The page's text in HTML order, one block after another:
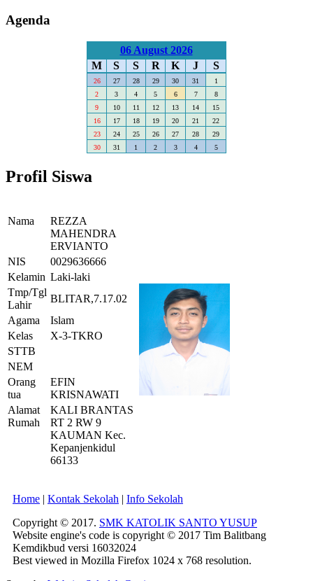
Agenda
06 August 2026
M
S S R K J S
26 27 28 29 30 31
1
2
3 4 5 6 7
8
9
10 11 12 13 14
15
16
17 18 19 20 21
22
23
24 25 26 27 28
29
30
31 1 2 3 4 5
Profil Siswa
Nama
REZZA
MAHENDRA
ERVIANTO
NIS
0029636666
Kelamin Laki-laki
Tmp/Tgl
Lahir
BLITAR,7.17.02
Agama
Islam
Kelas
X-3-TKRO
STTB
NEM
Orang
tua
EFIN
KRISNAWATI
Alamat
Rumah
KALI BRANTAS
RT 2 RW 9
KAUMAN Kec.
Kepanjenkidul
66133
Home | Kontak Sekolah | Info Sekolah
Copyright © 2017. SMK KATOLIK SANTO YUSUP
Website engine's code is copyright © 2017 Tim Balitbang
Kemdikbud versi 16032024
Best viewed in Mozilla Firefox 1024 x 768 resolution.